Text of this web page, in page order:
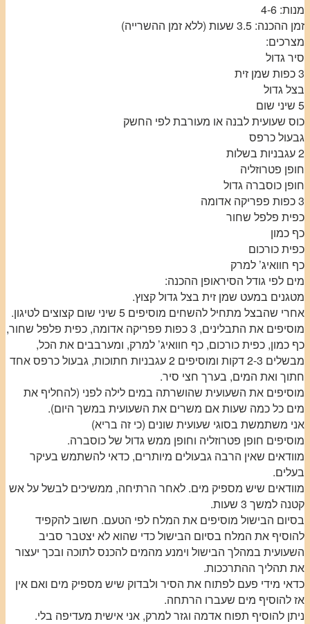
מנות: 4-6
זמן ההכנה: 3.5 שעות (ללא זמן ההשרייה)
מצרכים:
סיר גדול
3 כפות שמן זית
בצל גדול
5 שיני שום
כוס שעועית לבנה או מעורבת לפי החשק
גבעול כרפס
2 עגבניות בשלות
חופן פטרוזליה
חופן כוסברה גדול
3 כפות פפריקה אדומה
כפית פלפל שחור
כף כמון
כפית כורכום
כף חוואיג’ למרק
מים לפי גודל הסיראופן ההכנה:
מטגנים במעט שמן זית בצל גדול קצוץ.
אחרי שהבצל מתחיל להשחים מוסיפים 5 שיני שום קצוצים לטיגון.
מוסיפים את התבלינים, 3 כפות פפריקה אדומה, כפית פלפל שחור,
כף כמון, כפית כורכום, כף חוואיג’ למרק, ומערבבים את הכל,
מבשלים 2-3 דקות ומוסיפים 2 עגבניות חתוכות, גבעול כרפס אחד
חתוך ואת המים, בערך חצי סיר.
מוסיפים את השעועית שהושרתה במים לילה לפני (להחליף את
מים כל כמה שעות אם משרים את השעועית במשך היום).
אני משתמשת בסוגי שעועית שונים (כי זה בריא)
מוסיפים חופן פטרוזליה וחופן ממש גדול של כוסברה.
מוודאים שאין הרבה גבעולים מיותרים, כדאי להשתמש בעיקר
בעלים.
מוודאים שיש מספיק מים. לאחר הרתיחה, ממשיכים לבשל על אש
קטנה למשך 3 שעות.
בסיום הבישול מוסיפים את המלח לפי הטעם. חשוב להקפיד
להוסיף את המלח בסיום הבישול כדי שהוא לא יצטבר סביב
השעועית במהלך הבישול וימנע מהמים להכנס לתוכה ובכך יעצור
את תהליך ההתרככות.
כדאי מידי פעם לפתוח את הסיר ולבדוק שיש מספיק מים ואם אין
אז להוסיף מים שעברו הרתחה.
ניתן להוסיף תפוח אדמה וגזר למרק, אני אישית מעדיפה בלי.